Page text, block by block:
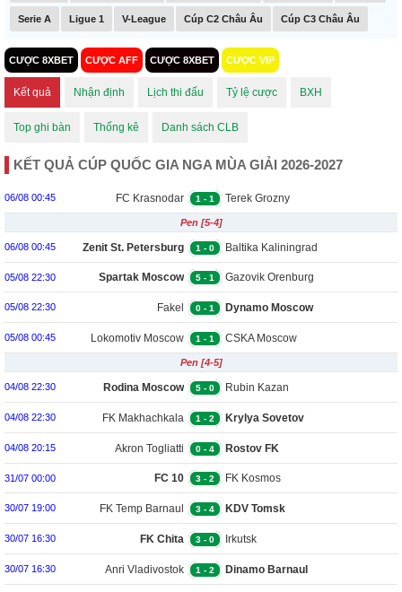
Serie A Ligue 1 V-League Cúp C2 Châu Âu Cúp C3 Châu Âu
CƯỢC 8XBET CƯỢC AFF CƯỢC 8XBET CƯỢC VIP
Kết quả Nhận định Lịch thi đấu Tỷ lệ cược BXH
Top ghi bàn Thống kê Danh sách CLB
KẾT QUẢ CÚP QUỐC GIA NGA MÙA GIẢI 2026-2027
06/08 00:45 FC Krasnodar 1 - 1 Terek Grozny
Pen [5-4]
06/08 00:45 Zenit St. Petersburg 1 - 0 Baltika Kaliningrad
05/08 22:30 Spartak Moscow 5 - 1 Gazovik Orenburg
05/08 22:30 Fakel 0 - 1 Dynamo Moscow
05/08 00:45 Lokomotiv Moscow 1 - 1 CSKA Moscow
Pen [4-5]
04/08 22:30 Rodina Moscow 5 - 0 Rubin Kazan
04/08 22:30 FK Makhachkala 1 - 2 Krylya Sovetov
04/08 20:15 Akron Togliatti 0 - 4 Rostov FK
31/07 00:00 FC 10 3 - 2 FK Kosmos
Dolgoprudny
30/07 19:00 FK Temp Barnaul 3 - 4 KDV Tomsk
30/07 16:30 FK Chita 3 - 0 Irkutsk
30/07 16:30 Anri Vladivostok 1 - 2 Dinamo Barnaul